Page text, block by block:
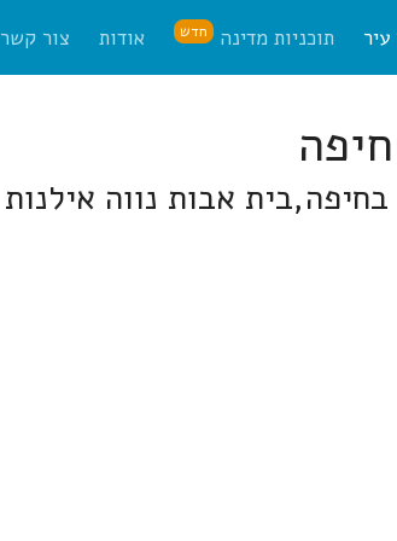
עיר תוכניות מדינה חדש אודות צור קשר
אבות נווה אילנות